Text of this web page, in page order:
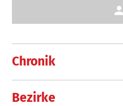
Chronik
Bezirke